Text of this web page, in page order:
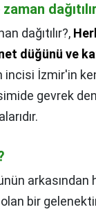
dağıtılır?,
düğünü ve
incisi İzmir'in
gevrek
arkasından
bir